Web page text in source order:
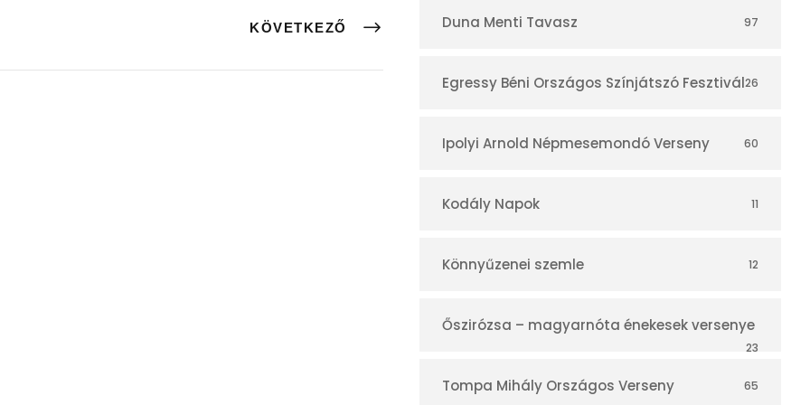
KÖVETKEZŐ
r
Duna Menti Tavasz 97
Egressy Béni Országos Színjátszó Fesztivál26
Ipolyi Arnold Népmesemondó Verseny 60
Kodály Napok 11
Könnyűzenei szemle 12
Őszirózsa – magyarnóta énekesek versenye
23
Tompa Mihály Országos Verseny 65